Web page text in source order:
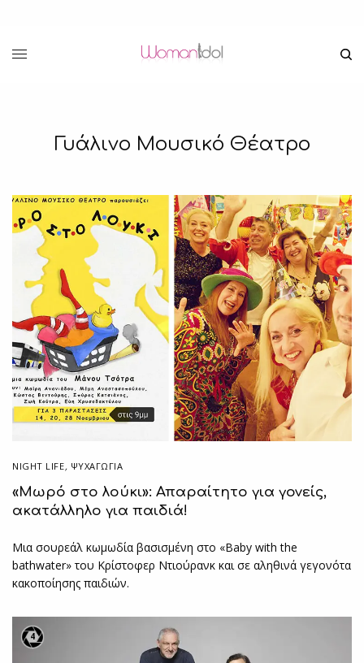
Γυάλινο Μουσικό Θέατρο
NIGHT LIFE, ΨΥΧΑΓΩΓΙΑ
«Μωρό στο λούκι»: Απαραίτητο για γονείς,
ακατάλληλο για παιδιά!
Μια σουρεάλ κωμωδία βασισμένη στο «Baby with the
bathwater» του Κρίστοφερ Ντιούρανκ και σε αληθινά γεγονότα
κακοποίησης παιδιών.
4